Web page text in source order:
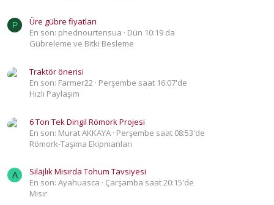
P
Üre gübre fiyatları
En son: phednourtensua
Dün 10:19 da
Gübreleme ve Bitki Besleme
Traktör önerisi
En son: Farmer22 Perşembe saat 16:07'de
Hızlı Paylaşım
6 Ton Tek Dingil Römork Projesi
En son: Murat AKKAYA Perşembe saat 08:53'de
Römork-Taşıma Ekipmanları
A
Silajlık Mısırda Tohum Tavsiyesi
En son: Ayahuasca
Çarşamba saat 20:15'de
Mısır